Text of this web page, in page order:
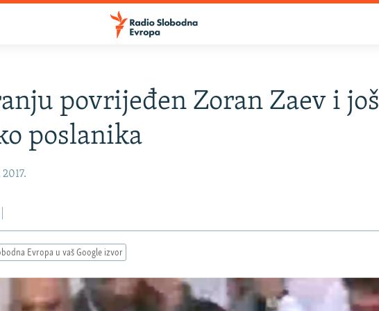
povrijeđen Zoran Zaev i još
poslanika
Evropa u vaš Google izvor